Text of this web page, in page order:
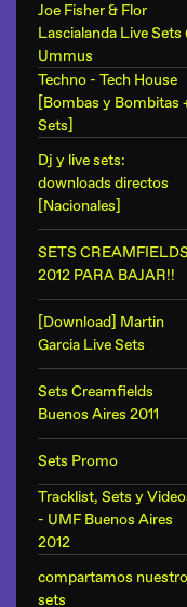
Joe Fisher & Flor
Lascialanda Live Sets
Ummus
Techno - Tech House
[Bombas y Bombitas
Sets]
Dj y live sets:
downloads directos
[Nacionales]
SETS CREAMFIELDS
2012 PARA BAJAR!!
[Download] Martin
Garcia Live Sets
Sets Creamfields
Buenos Aires 2011
Sets Promo
Tracklist, Sets y
- UMF Buenos Aires
2012
compartamos
sets